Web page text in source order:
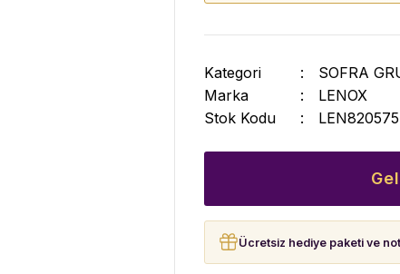
Kategori
SOFRA
Marka
LENOX
Stok Kodu
LEN820575
Ücretsiz hediye paketi ve not